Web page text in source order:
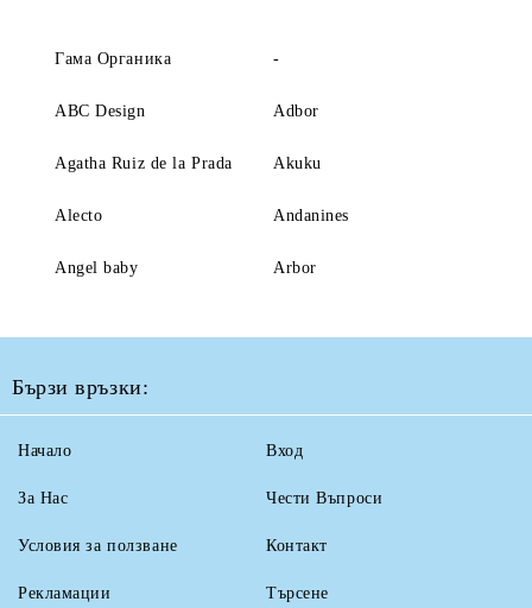
Гама Органика -
ABC Design Adbor
Agatha Ruiz de la Prada Akuku
Alecto Andanines
Angel baby Arbor
Бързи връзки:
Начало
За Нас
Условия за ползване
Рекламации
Вход
Чести Въпроси
Контакт
Търсене